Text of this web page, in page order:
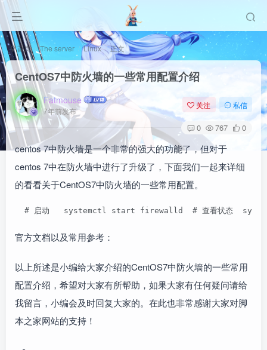
首页 The server Linux 正文
CentOS7中防火墙的一些常用配置介绍
Fatmouse
7年前发布
关注 私信
0 767 0
centos 7中防火墙是一个非常的强大的功能了，但对于
centos 7中在防火墙中进行了升级了，下面我们一起来详细
的看看关于CentOS7中防火墙的一些常用配置。
# 启动   systemctl start firewalld  # 查看状态
官方文档以及常用参考：
以上所述是小编给大家介绍的CentOS7中防火墙的一些常用
配置介绍，希望对大家有所帮助，如果大家有任何疑问请给
我留言，小编会及时回复大家的。在此也非常感谢大家对脚
本之家网站的支持！